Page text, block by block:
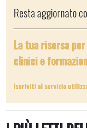
Resta aggiornato
La tua risorsa
clinici e
Iscriviti al servizio